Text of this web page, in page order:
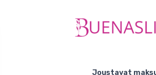
Joustavat